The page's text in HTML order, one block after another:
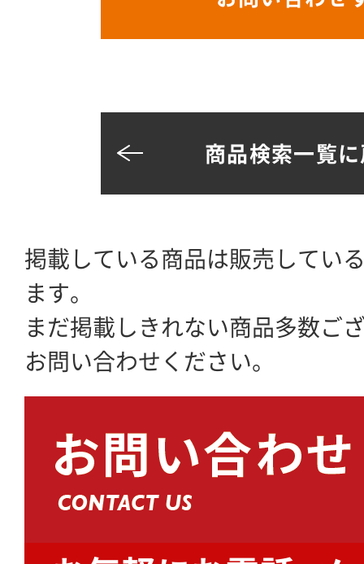
商品検索一覧
掲載している商品は販売してい
ます。
まだ掲載しきれない商品多数ご
お問い合わせください。